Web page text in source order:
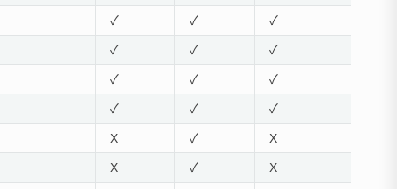
✓ ✓ ✓
✓ ✓ ✓
✓ ✓ ✓
✓ ✓ ✓
X ✓ X
X ✓ X